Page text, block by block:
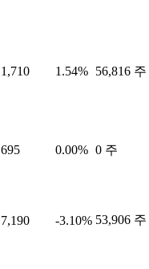
1,710 1.54% 56,816 주
695 0.00% 0 주
7,190 -3.10% 53,906 주